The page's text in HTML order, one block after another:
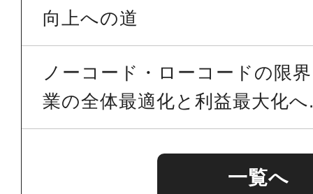
向上への道
ノーコード・ローコードの限
業の全体最適化と利益最大化
一覧へ